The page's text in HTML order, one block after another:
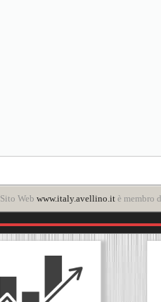
Web www.italy.avellino.itè membro